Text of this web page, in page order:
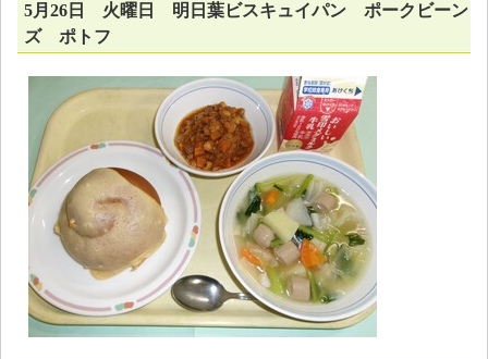
5月26日 火曜日 明日葉ビスキュイパン ポークビーン
ズ ポトフ